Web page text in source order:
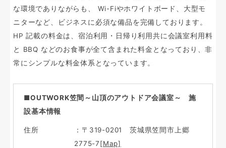
な環境でありながらも、 Wi-Fiやホワイトボード、大型モ
ニターなど、ビジネスに必須な備品を完備しております。
HP 記載の料金は、宿泊利用・日帰り利用共に会議室利用料
と BBQ などのお食事が全て含まれた料金となっており、非
常にシンプルな料金体系となっています。
■OUTWORK笠間～山頂のアウトドア会議室～ 施
設基本情報
住所
：〒319-0201 茨城県笠間市上郷
2775-7[Map]